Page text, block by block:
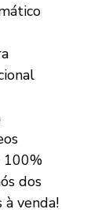
100%
dos
venda!